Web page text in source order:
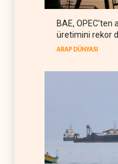
BAE, OPEC'ten
üretimini rekor
ARAP DÜNYASI